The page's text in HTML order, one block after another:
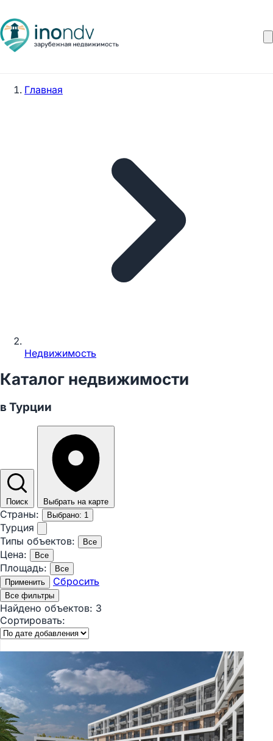
Главная
Недвижимость
Каталог недвижимости
в Турции
Поиск Выбрать на карте
Страны: Выбрано: 1
Турция
Типы объектов:
Все
Цена: Все
Площадь:
Все
Применить
Сбросить
Все фильтры
Найдено объектов: 3
Сортировать: